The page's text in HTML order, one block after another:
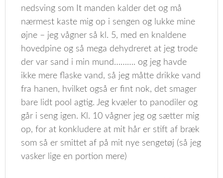
nedsving som It manden kalder det og må
nærmest kaste mig op i sengen og lukke mine
øjne – jeg vågner så kl. 5, med en knaldene
hovedpine og så mega dehydreret at jeg trode
der var sand i min mund………. og jeg havde
ikke mere flaske vand, så jeg måtte drikke vand
fra hanen, hvilket også er fint nok, det smager
bare lidt pool agtig. Jeg kvæler to panodiler og
går i seng igen. Kl. 10 vågner jeg og sætter mig
op, for at konkludere at mit hår er stift af bræk
som så er smittet af på mit nye sengetøj (så jeg
vasker lige en portion mere)